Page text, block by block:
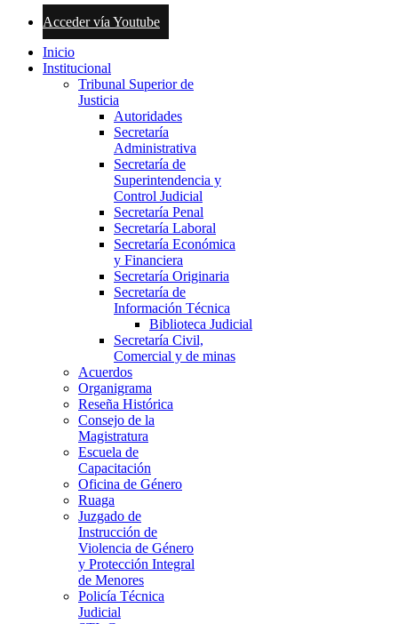
Acceder vía Youtube
Inicio
Institucional
Tribunal Superior de
Justicia
Autoridades
Secretaría
Administrativa
Secretaría de
Superintendencia y
Control Judicial
Secretaría Penal
Secretaría Laboral
Secretaría Económica
y Financiera
Secretaría Originaria
Secretaría de
Información Técnica
Biblioteca Judicial
Secretaría Civil,
Comercial y de minas
Acuerdos
Organigrama
Reseña Histórica
Consejo de la
Magistratura
Escuela de
Capacitación
Oficina de Género
Ruaga
Juzgado de
Instrucción de
Violencia de Género
y Protección Integral
de Menores
Policía Técnica
Judicial